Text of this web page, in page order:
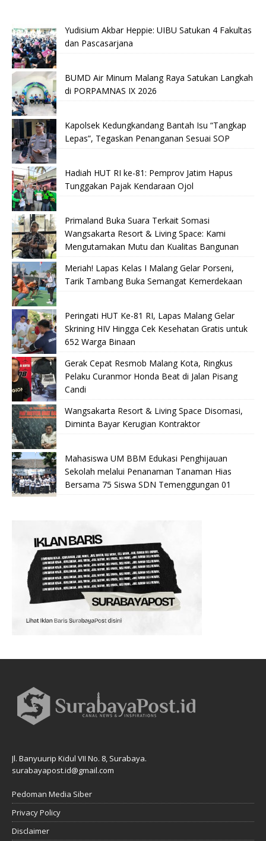
Yudisium Akbar Heppie: UIBU Satukan 4 Fakultas
dan Pascasarjana
BUMD Air Minum Malang Raya Satukan Langkah
di PORPAMNAS IX 2026
Kapolsek Kedungkandang Bantah Isu “Tangkap
Lepas”, Tegaskan Penanganan Sesuai SOP
Hadiah HUT RI ke-81: Pemprov Jatim Hapus
Tunggakan Pajak Kendaraan Ojol
Primaland Buka Suara Terkait Somasi
Wangsakarta Resort & Living Space: Kami
Mengutamakan Mutu dan Kualitas Bangunan
Meriah! Lapas Kelas I Malang Gelar Porseni,
Tarik Tambang Buka Semangat Kemerdekaan
Peringati HUT Ke-81 RI, Lapas Malang Gelar
Skrining HIV Hingga Cek Kesehatan Gratis untuk
652 Warga Binaan
Gerak Cepat Resmob Malang Kota, Ringkus
Pelaku Curanmor Honda Beat di Jalan Pisang
Candi
Wangsakarta Resort & Living Space Disomasi,
Diminta Bayar Kerugian Kontraktor
Mahasiswa UM BBM Edukasi Penghijauan
Sekolah melalui Penanaman Tanaman Hias
Bersama 75 Siswa SDN Temenggungan 01
Jl. Banyuurip Kidul VII No. 8, Surabaya.
surabayapost.id@gmail.com
Pedoman Media Siber
Privacy Policy
Disclaimer